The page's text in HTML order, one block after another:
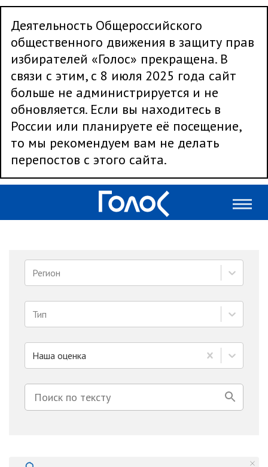
Деятельность Общероссийского
общественного движения в защиту прав
избирателей «Голос» прекращена. В
связи с этим, с 8 июля 2025 года сайт
больше не администрируется и не
обновляется. Если вы находитесь в
России или планируете её посещение,
то мы рекомендуем вам не делать
перепостов с этого сайта.
Регион
Тип
Наша оценка